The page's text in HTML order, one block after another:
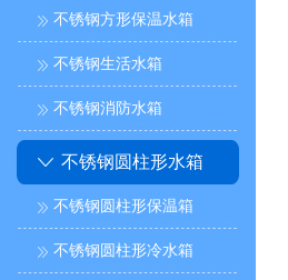
不锈钢方形保温水箱
不锈钢生活水箱
不锈钢消防水箱
不锈钢圆柱形水箱
不锈钢圆柱形保温箱
不锈钢圆柱形冷水箱